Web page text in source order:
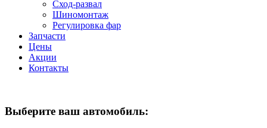
Сход-развал
Шиномонтаж
Регулировка фар
Запчасти
Цены
Акции
Контакты
Выберите ваш автомобиль: